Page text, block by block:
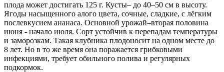
плода может достигать 125 г. Кусты– до 40–50 см в высоту.
Ягоды насыщенного алого цвета, сочные, сладкие, с лёгким
послевкусием ананаса. Основной урожай–вторая половина
июня - начало июля. Сорт устойчив к перепадам температуры
и заморозкам. Такая клубника плодоносит на одном месте до
8 лет. Но в то же время она поражается грибковыми
инфекциями, требует обильного полива и регулярных
подкормок.